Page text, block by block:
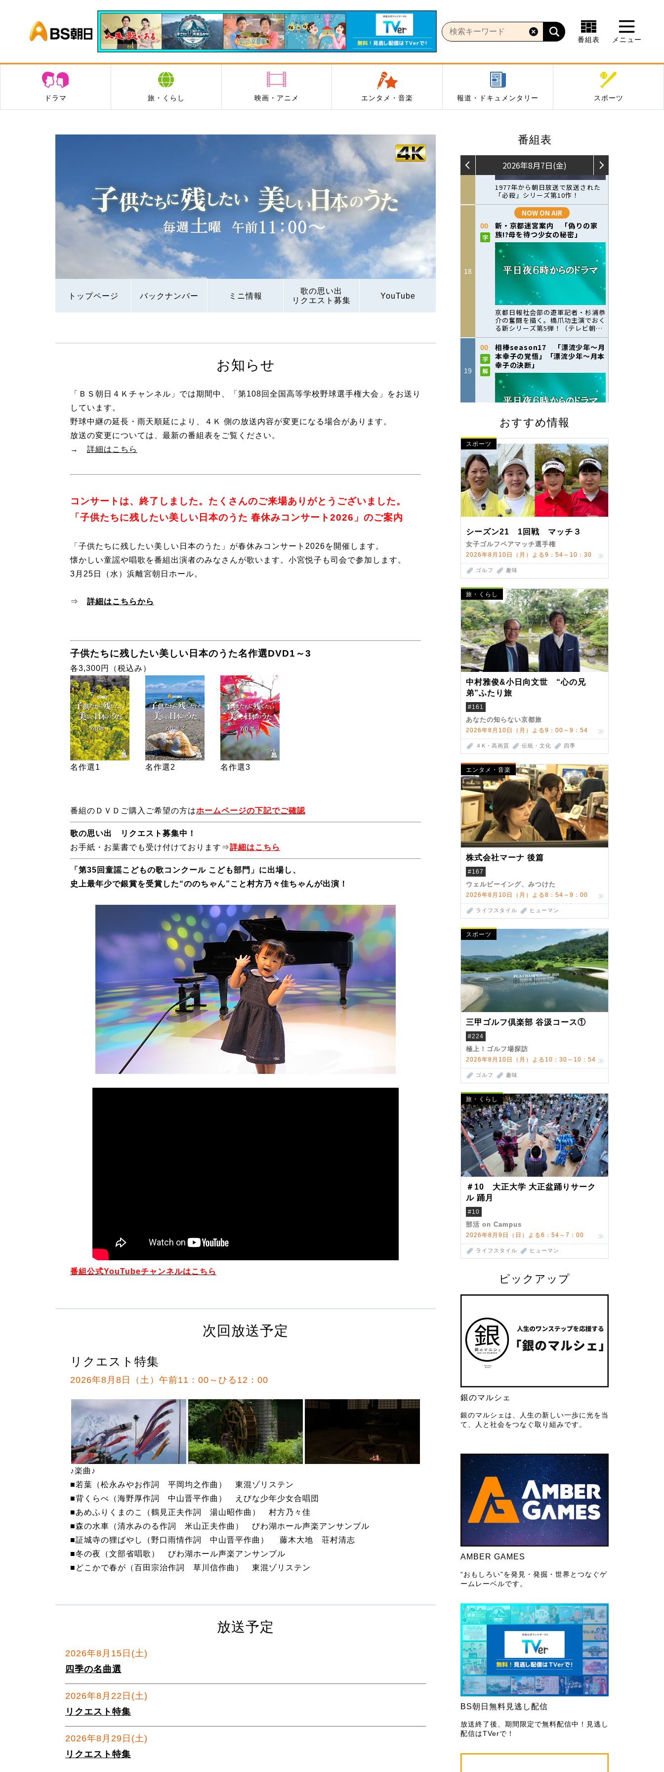
BS朝日
番組表 メニュー
ドラマ 旅・くらし 映画・アニメ エンタメ・音楽 報道・ドキュメンタリー スポーツ
トップページ バックナンバー ミニ情報
歌の思い出
リクエスト募集
YouTube
番組表
おすすめ情報
スポーツ
シーズン21 1回戦 マッチ３
女子ゴルフペアマッチ選手権
2026年8月10日（月）よる9：54～10：30
ゴルフ 趣味
旅・くらし
中村雅俊&小日向文世 “心の兄
弟”ふたり旅
#161
あなたの知らない京都旅
2026年8月10日（月）よる9：00～9：54
４K・高画質 伝統・文化 四季
エンタメ・音楽
株式会社マーナ 後篇
#167
ウェルビーイング、みつけた
2026年8月10日（月）よる8：54～9：00
ライフスタイル ヒューマン
スポーツ
三甲ゴルフ倶楽部 谷汲コース①
#224
極上！ゴルフ場探訪
2026年8月10日（月）よる10：30～10：54
ゴルフ 趣味
旅・くらし
＃10 大正大学 大正盆踊りサーク
ル 踊月
#10
部活 on Campus
2026年8月9日（日）よる6：54～7：00
ライフスタイル ヒューマン
ピックアップ
銀のマルシェ
銀のマルシェは、人生の新しい一歩に光を当
て、人と社会をつなぐ取り組みです。
AMBER GAMES
“おもしろい”を発見・発掘・世界とつなぐゲ
ームレーベルです。
BS朝日無料見逃し配信
放送終了後、期間限定で無料配信中！見逃し
配信はTVerで！
お知らせ
「ＢＳ朝日４Ｋチャンネル」では期間中、「第108回全国高等学校野球選手権大会」をお送り
しています。
野球中継の延長・雨天順延により、４Ｋ 側の放送内容が変更になる場合があります。
放送の変更については、最新の番組表をご覧ください。
→ 詳細はこちら
コンサートは、終了しました。たくさんのご来場ありがとうございました。
「子供たちに残したい美しい日本のうた 春休みコンサート2026」のご案内
「子供たちに残したい美しい日本のうた」が春休みコンサート2026を開催します。
懐かしい童謡や唱歌を番組出演者のみなさんが歌います。小宮悦子も司会で参加します。
3月25日（水）浜離宮朝日ホール。
⇒ 詳細はこちらから
子供たちに残したい美しい日本のうた名作選DVD1～3
各3,300円（税込み）
名作選1 名作選2 名作選3
番組のＤＶＤご購入ご希望の方はホームページの下記でご確認
歌の思い出 リクエスト募集中！
お手紙・お葉書でも受け付けております⇒詳細はこちら
「第35回童謡こどもの歌コンクール こども部門」に出場し、
史上最年少で銀賞を受賞した“ののちゃん”こと村方乃々佳ちゃんが出演！
番組公式YouTubeチャンネルはこちら
次回放送予定
リクエスト特集
2026年8月8日（土）午前11：00～ひる12：00
♪楽曲♪
■若葉（松永みやお作詞 平岡均之作曲） 東混ゾリステン
■背くらべ（海野厚作詞 中山晋平作曲） えびな少年少女合唱団
■あめふりくまのこ（鶴見正夫作詞 湯山昭作曲） 村方乃々佳
■森の水車（清水みのる作詞 米山正夫作曲） びわ湖ホール声楽アンサンブル
■証城寺の狸ばやし（野口雨情作詞 中山晋平作曲） 藤木大地 荘村清志
■冬の夜（文部省唱歌） びわ湖ホール声楽アンサンブル
■どこかで春が（百田宗治作詞 草川信作曲） 東混ゾリステン
放送予定
2026年8月15日(土)
四季の名曲選
2026年8月22日(土)
リクエスト特集
2026年8月29日(土)
リクエスト特集